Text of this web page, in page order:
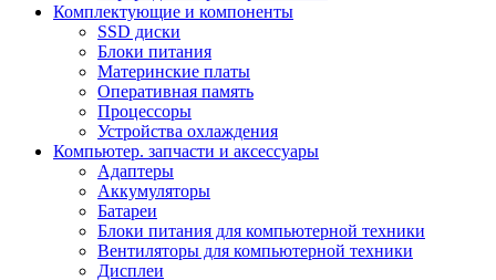
Комплектующие и компоненты
SSD диски
Блоки питания
Материнские платы
Оперативная память
Процессоры
Устройства охлаждения
Компьютер. запчасти и аксессуары
Адаптеры
Аккумуляторы
Батареи
Блоки питания для компьютерной техники
Вентиляторы для компьютерной техники
Дисплеи